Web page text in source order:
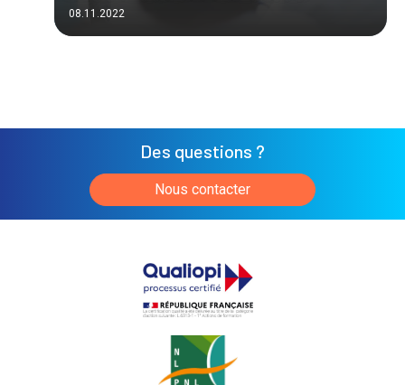
08.11.2022
Des questions ?
Nous contacter